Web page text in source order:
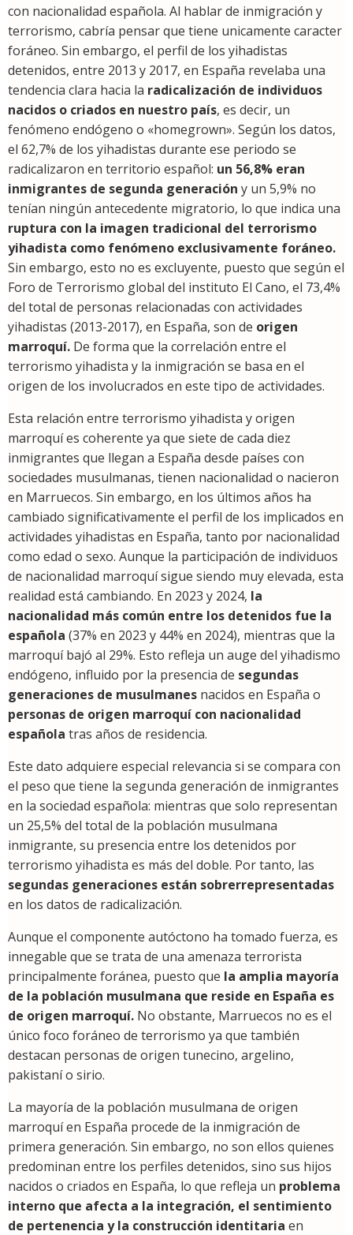
con nacionalidad española. Al hablar de inmigración y
terrorismo, cabría pensar que tiene unicamente caracter
foráneo. Sin embargo, el perfil de los yihadistas
detenidos, entre 2013 y 2017, en España revelaba una
tendencia clara hacia la radicalización de individuos
nacidos o criados en nuestro país, es decir, un
fenómeno endógeno o «homegrown». Según los datos,
el 62,7% de los yihadistas durante ese periodo se
radicalizaron en territorio español: un 56,8% eran
inmigrantes de segunda generación y un 5,9% no
tenían ningún antecedente migratorio, lo que indica una
ruptura con la imagen tradicional del terrorismo
yihadista como fenómeno exclusivamente foráneo.
Sin embargo, esto no es excluyente, puesto que según el
Foro de Terrorismo global del instituto El Cano, el 73,4%
del total de personas relacionadas con actividades
yihadistas (2013-2017), en España, son de origen
marroquí. De forma que la correlación entre el
terrorismo yihadista y la inmigración se basa en el
origen de los involucrados en este tipo de actividades.
Esta relación entre terrorismo yihadista y origen
marroquí es coherente ya que siete de cada diez
inmigrantes que llegan a España desde países con
sociedades musulmanas, tienen nacionalidad o nacieron
en Marruecos. Sin embargo, en los últimos años ha
cambiado significativamente el perfil de los implicados en
actividades yihadistas en España, tanto por nacionalidad
como edad o sexo. Aunque la participación de individuos
de nacionalidad marroquí sigue siendo muy elevada, esta
realidad está cambiando. En 2023 y 2024, la
nacionalidad más común entre los detenidos fue la
española (37% en 2023 y 44% en 2024), mientras que la
marroquí bajó al 29%. Esto refleja un auge del yihadismo
endógeno, influido por la presencia de segundas
generaciones de musulmanes nacidos en España o
personas de origen marroquí con nacionalidad
española tras años de residencia.
Este dato adquiere especial relevancia si se compara con
el peso que tiene la segunda generación de inmigrantes
en la sociedad española: mientras que solo representan
un 25,5% del total de la población musulmana
inmigrante, su presencia entre los detenidos por
terrorismo yihadista es más del doble. Por tanto, las
segundas generaciones están sobrerrepresentadas
en los datos de radicalización.
Aunque el componente autóctono ha tomado fuerza, es
innegable que se trata de una amenaza terrorista
principalmente foránea, puesto que la amplia mayoría
de la población musulmana que reside en España es
de origen marroquí. No obstante, Marruecos no es el
único foco foráneo de terrorismo ya que también
destacan personas de origen tunecino, argelino,
pakistaní o sirio.
La mayoría de la población musulmana de origen
marroquí en España procede de la inmigración de
primera generación. Sin embargo, no son ellos quienes
predominan entre los perfiles detenidos, sino sus hijos
nacidos o criados en España, lo que refleja un problema
interno que afecta a la integración, el sentimiento
de pertenencia y la construcción identitaria en